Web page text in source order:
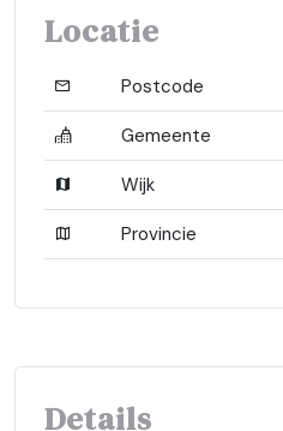
Locatie
Postcode
Gemeente
Wijk
Provincie
Details